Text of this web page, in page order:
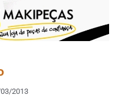
2013